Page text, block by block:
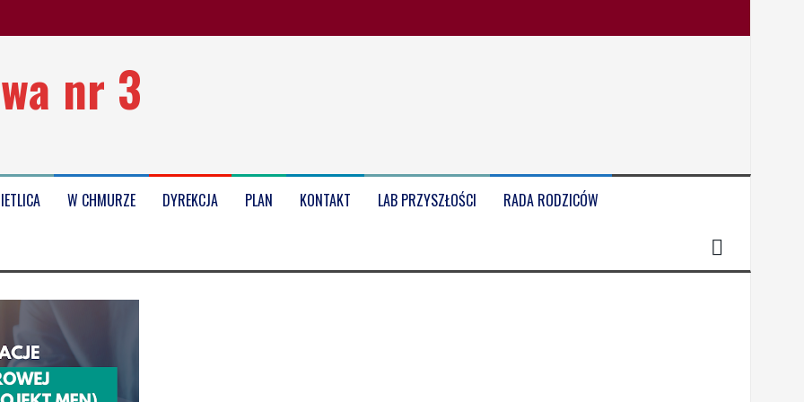
nr 3
W CHMURZE DYREKCJA PLAN KONTAKT LAB PRZYSZŁOŚCI RADA RODZICÓW